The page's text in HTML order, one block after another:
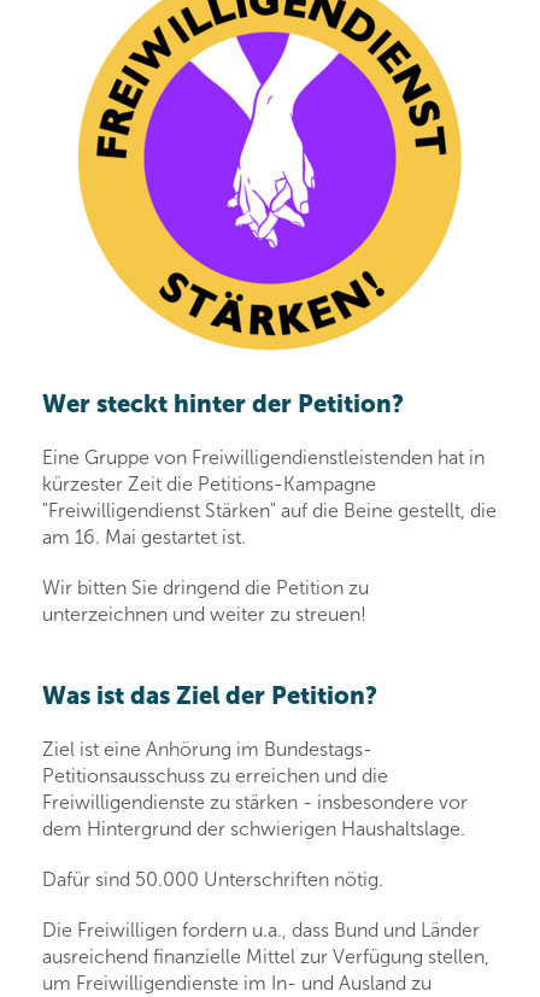
Wer steckt hinter der Petition?
Eine Gruppe von Freiwilligendienstleistenden hat in
kürzester Zeit die Petitions-Kampagne
"Freiwilligendienst Stärken" auf die Beine gestellt, die
am 16. Mai gestartet ist.
Wir bitten Sie dringend die Petition zu
unterzeichnen und weiter zu streuen!
Was ist das Ziel der Petition?
Ziel ist eine Anhörung im Bundestags-
Petitionsausschuss zu erreichen und die
Freiwilligendienste zu stärken - insbesondere vor
dem Hintergrund der schwierigen Haushaltslage.
Dafür sind 50.000 Unterschriften nötig.
Die Freiwilligen fordern u.a., dass Bund und Länder
ausreichend finanzielle Mittel zur Verfügung stellen,
um Freiwilligendienste im In- und Ausland zu